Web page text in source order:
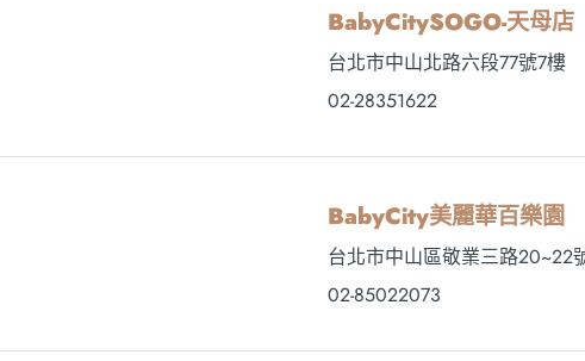
BabyCitySOGO-天母店
台北市中山北路六段77號7樓
02-28351622
BabyCity美麗華百樂園
台北市中山區敬業三路20~22
02-85022073